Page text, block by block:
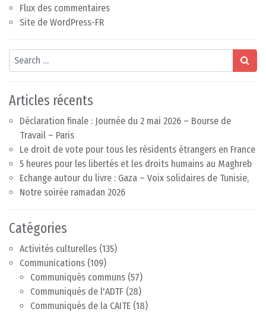
Flux des commentaires
Site de WordPress-FR
Search
Articles récents
Déclaration finale : Journée du 2 mai 2026 – Bourse de
Travail – Paris
Le droit de vote pour tous les résidents étrangers en France
5 heures pour les libertés et les droits humains au Maghreb
Echange autour du livre : Gaza – Voix solidaires de Tunisie,
Notre soirée ramadan 2026
Catégories
Activités culturelles (135)
Communications (109)
Communiqués communs (57)
Communiqués de l'ADTF (28)
Communiqués de la CAITE (18)